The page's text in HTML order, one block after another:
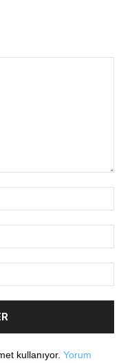
kullanıyor. Yorum